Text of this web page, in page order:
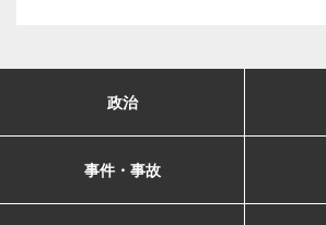
政治
事件・事故